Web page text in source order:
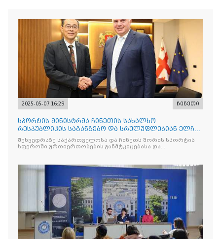
2025-05-07 16:29 ჩინეთი
სპორტის მინისტრმა ჩინეთის სახალხო
რესპუბლიკის საგანგებო და სრულუფლებიან ელჩს
უმასპინძლა
შეხვედრაზე საქართველოსა და ჩინეთს შორის სპორტის
სფეროში ურთიერთობების განმტკიცებასა და